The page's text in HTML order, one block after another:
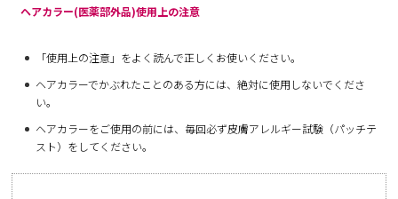
ヘアカラー(医薬部外品)使用上の注意
「使用上の注意」をよく読んで正しくお使いください。
ヘアカラーでかぶれたことのある方には、絶対に使用しないでくださ
い。
ヘアカラーをご使用の前には、毎回必ず皮膚アレルギー試験（パッチテ
スト）をしてください。